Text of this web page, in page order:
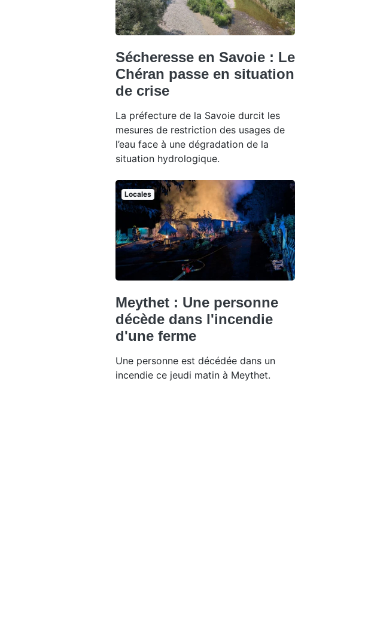
Sécheresse en Savoie : Le
Chéran passe en situation
de crise
La préfecture de la Savoie durcit les
mesures de restriction des usages de
l’eau face à une dégradation de la
situation hydrologique.
Locales
Meythet : Une personne
décède dans l'incendie
d'une ferme
Une personne est décédée dans un
incendie ce jeudi matin à Meythet.